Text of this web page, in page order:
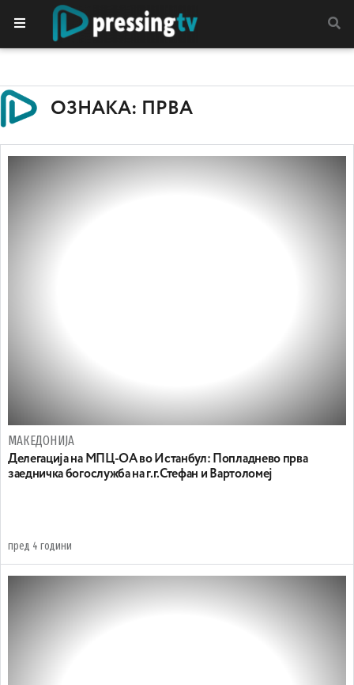
ОЗНАКА: ПРВА
МАКЕДОНИЈА
Делегација на МПЦ-ОА во Истанбул: Попладнево прва
заедничка богослужба на г.г.Стефан и Вартоломеј
пред 4 години